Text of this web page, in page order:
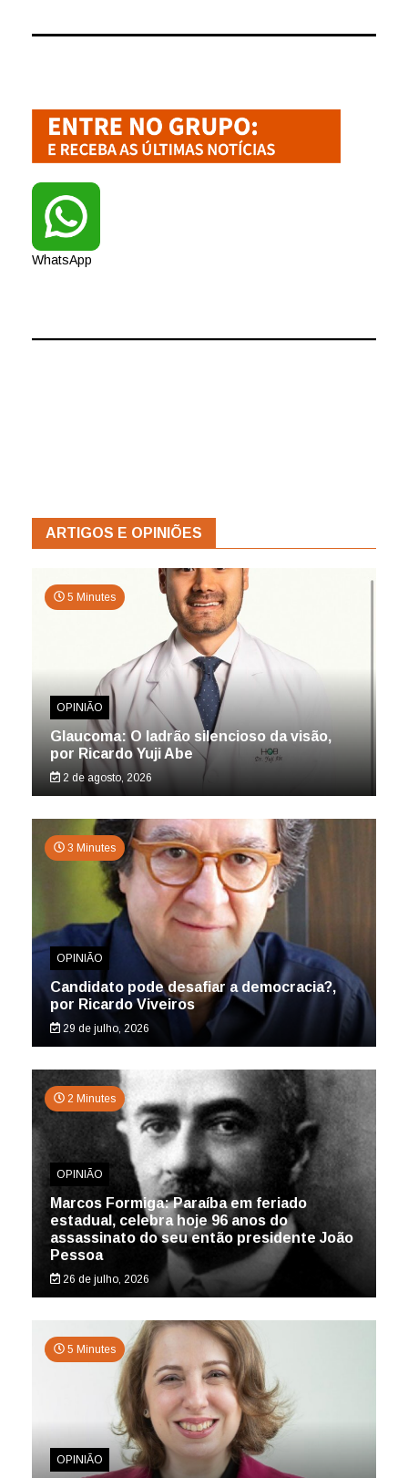
WhatsApp
ARTIGOS E OPINIÕES
5 Minutes
OPINIÃO
Glaucoma: O ladrão silencioso da visão,
por Ricardo Yuji Abe
2 de agosto, 2026
3 Minutes
OPINIÃO
Candidato pode desafiar a democracia?,
por Ricardo Viveiros
29 de julho, 2026
2 Minutes
OPINIÃO
Marcos Formiga: Paraíba em feriado
estadual, celebra hoje 96 anos do
assassinato do seu então presidente João
Pessoa
26 de julho, 2026
5 Minutes
OPINIÃO